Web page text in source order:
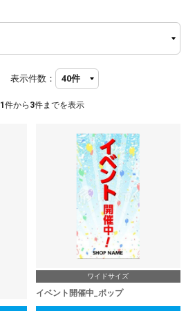
表示件数：
1 件から 3件までを表示
ワイドサイズ
イベント開催中_ポップ